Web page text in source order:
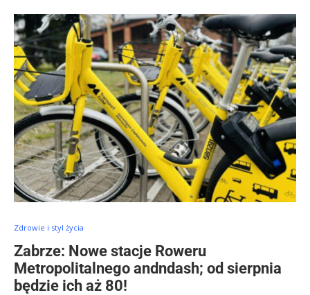
Zdrowie i styl życia
Zabrze: Nowe stacje Roweru
Metropolitalnego andndash; od sierpnia
będzie ich aż 80!